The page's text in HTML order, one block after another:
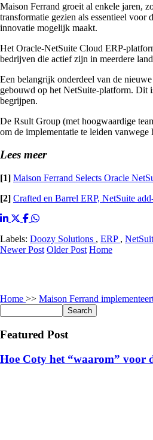
Maison Ferrand groeit al enkele jaren,
transformatie gezien als essentieel
innovatie mogelijk maakt.
Het Oracle-NetSuite Cloud ERP-
bedrijven die actief zijn in meerdere
Een belangrijk onderdeel van de
gebouwd op het NetSuite-platform. Dit
begrijpen.
De Rsult Group (met hoogwaardige
om de implementatie te leiden
Lees meer
[1] Maison Ferrand Selects Oracle
[2] Crafted en Barrel ERP, NetSuite
Labels: Doozy Solutions , ERP ,
Newer Post Older Post Home
Home >> Maison Ferrand
Featured Post
Hoe Coty het “waarom” voor